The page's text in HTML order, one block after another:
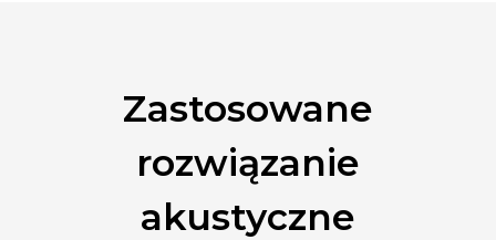
Zastosowane
rozwiązanie
akustyczne